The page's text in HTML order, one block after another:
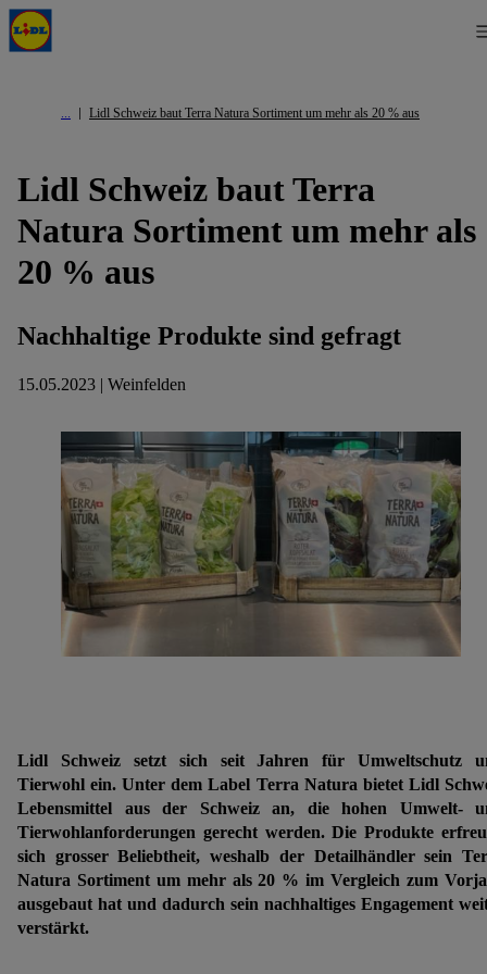
Lidl Schweiz baut Terra Natura Sortiment um mehr als 20 % aus
Lidl Schweiz baut Terra
Natura Sortiment um mehr als
20 % aus
Nachhaltige Produkte sind gefragt
15.05.2023 | Weinfelden
Lidl Schweiz setzt sich seit Jahren für Umweltschutz
Tierwohl ein. Unter dem Label Terra Natura bietet Lidl
Lebensmittel aus der Schweiz an, die hohen Umwelt-
Tierwohlanforderungen gerecht werden. Die Produkte
sich grosser Beliebtheit, weshalb der Detailhändler sein
Natura Sortiment um mehr als 20 % im Vergleich zum
ausgebaut hat und dadurch sein nachhaltiges Engagement
verstärkt.